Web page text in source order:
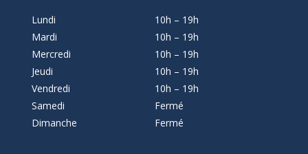
Lundi
10h – 19h
Mardi
10h – 19h
Mercredi
10h – 19h
Jeudi
10h – 19h
Vendredi
10h – 19h
Samedi
Fermé
Dimanche
Fermé